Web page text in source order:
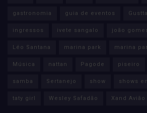
gastronomia guia de eventos
ingressos ivete sangalo joão
Léo Santana marina park marina
Música nattan Pagode piseiro
samba Sertanejo show shows
taty girl Wesley Safadão Xand Avião